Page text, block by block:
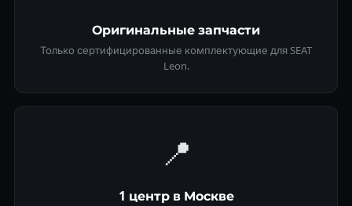
Оригинальные запчасти
Только сертифицированные комплектующие для SEAT
Leon.
📍
1 центр в Москве